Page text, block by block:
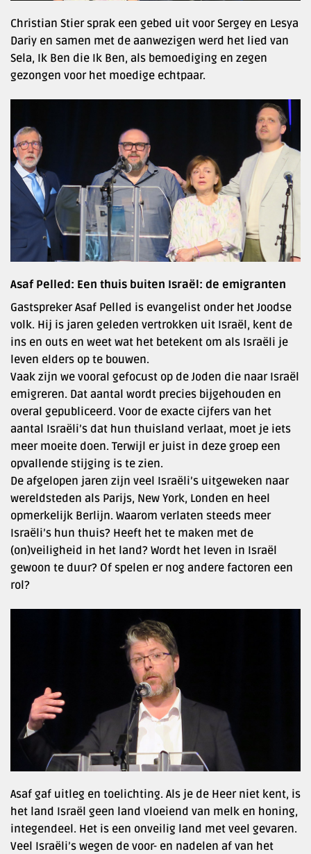
Christian Stier sprak een gebed uit voor Sergey en Lesya
Dariy en samen met de aanwezigen werd het lied van
Sela, Ik Ben die Ik Ben, als bemoediging en zegen
gezongen voor het moedige echtpaar.
Asaf Pelled: Een thuis buiten Israël: de emigranten
Gastspreker Asaf Pelled is evangelist onder het Joodse
volk. Hij is jaren geleden vertrokken uit Israël, kent de
ins en outs en weet wat het betekent om als Israëli je
leven elders op te bouwen.
Vaak zijn we vooral gefocust op de Joden die naar Israël
emigreren. Dat aantal wordt precies bijgehouden en
overal gepubliceerd. Voor de exacte cijfers van het
aantal Israëli’s dat hun thuisland verlaat, moet je iets
meer moeite doen. Terwijl er juist in deze groep een
opvallende stijging is te zien.
De afgelopen jaren zijn veel Israëli’s uitgeweken naar
wereldsteden als Parijs, New York, Londen en heel
opmerkelijk Berlijn. Waarom verlaten steeds meer
Israëli’s hun thuis? Heeft het te maken met de
(on)veiligheid in het land? Wordt het leven in Israël
gewoon te duur? Of spelen er nog andere factoren een
rol?
Asaf gaf uitleg en toelichting. Als je de Heer niet kent, is
het land Israël geen land vloeiend van melk en honing,
integendeel. Het is een onveilig land met veel gevaren.
Veel Israëli’s wegen de voor- en nadelen af van het